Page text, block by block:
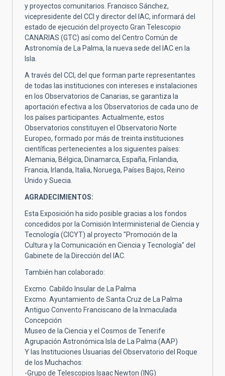
y proyectos comunitarios. Francisco Sánchez,
vicepresidente del CCI y director del IAC, informará del
estado de ejecución del proyecto Gran Telescopio
CANARIAS (GTC) así como del Centro Común de
Astronomía de La Palma, la nueva sede del IAC en la
Isla.
A través del CCI, del que forman parte representantes
de todas las instituciones con intereses e instalaciones
en los Observatorios de Canarias, se garantiza la
aportación efectiva a los Observatorios de cada uno de
los países participantes. Actualmente, estos
Observatorios constituyen el Observatorio Norte
Europeo, formado por más de treinta instituciones
científicas pertenecientes a los siguientes países:
Alemania, Bélgica, Dinamarca, España, Finlandia,
Francia, Irlanda, Italia, Noruega, Países Bajos, Reino
Unido y Suecia.
AGRADECIMIENTOS:
Esta Exposición ha sido posible gracias a los fondos
concedidos por la Comisión Interministerial de Ciencia y
Tecnología (CICYT) al proyecto "Promoción de la
Cultura y la Comunicación en Ciencia y Tecnología" del
Gabinete de la Dirección del IAC.
También han colaborado:
Excmo. Cabildo Insular de La Palma
Excmo. Ayuntamiento de Santa Cruz de La Palma
Antiguo Convento Franciscano de la Inmaculada
Concepción
Museo de la Ciencia y el Cosmos de Tenerife
Agrupación Astronómica Isla de La Palma (AAP)
Y las Instituciones Usuarias del Observatorio del Roque
de los Muchachos:
-Grupo de Telescopios Isaac Newton (ING)